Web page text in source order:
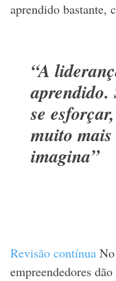
aprendido bastante,
“A
aprendido.
se
muito
imagina”
Revisão contínua No
empreendedores